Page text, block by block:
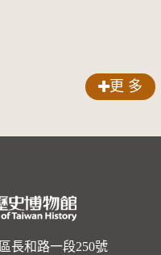
更 多
長和路一段250號